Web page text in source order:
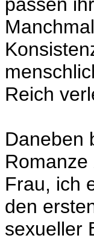
Reich
Daneben
Frau, ich
den
sexueller